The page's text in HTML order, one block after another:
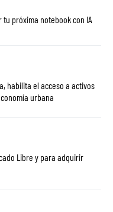
próxima notebook con IA
urbana
Libre y para adquirir